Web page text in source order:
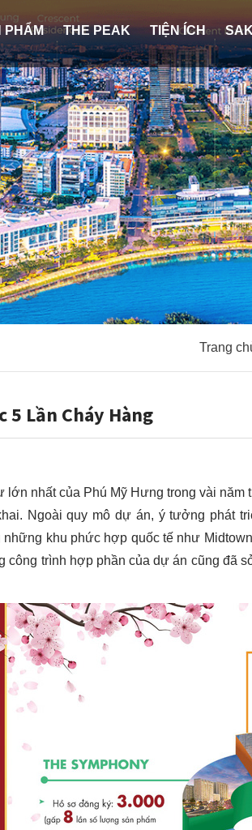
PHẨM THE PEAK TIỆN ÍCH
Trang
5 Lần Cháy Hàng
lớn nhất của Phú Mỹ Hưng trong vài
Ngoài quy mô dự án, ý tưởng phát
khu phức hợp quốc tế như
công trình hợp phần của dự án cũng đã